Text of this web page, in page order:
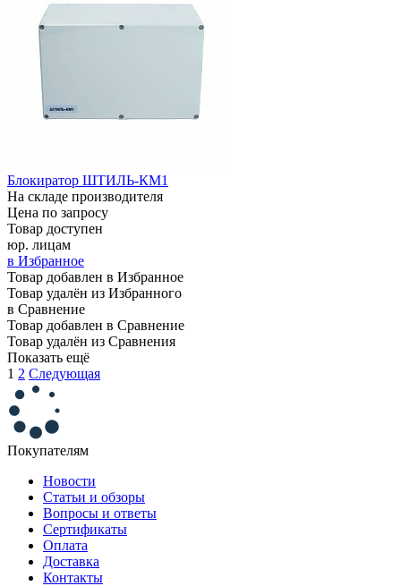
Блокиратор ШТИЛЬ-КМ1
На складе производителя
Цена по запросу
Товар доступен
юр. лицам
в Избранное
Товар добавлен в Избранное
Товар удалён из Избранного
в Сравнение
Товар добавлен в Сравнение
Товар удалён из Сравнения
Показать ещё
1 2 Следующая
Покупателям
Новости
Статьи и обзоры
Вопросы и ответы
Сертификаты
Оплата
Доставка
Контакты